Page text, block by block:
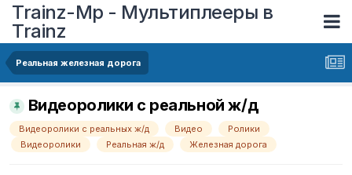
Trainz-Mp - Мультиплееры в
Trainz
Реальная железная дорога
Видеоролики с реальной ж/д
Видеоролики с реальных ж/д Видео
Ролики
Видеоролики
Реальная ж/д Железная дорога